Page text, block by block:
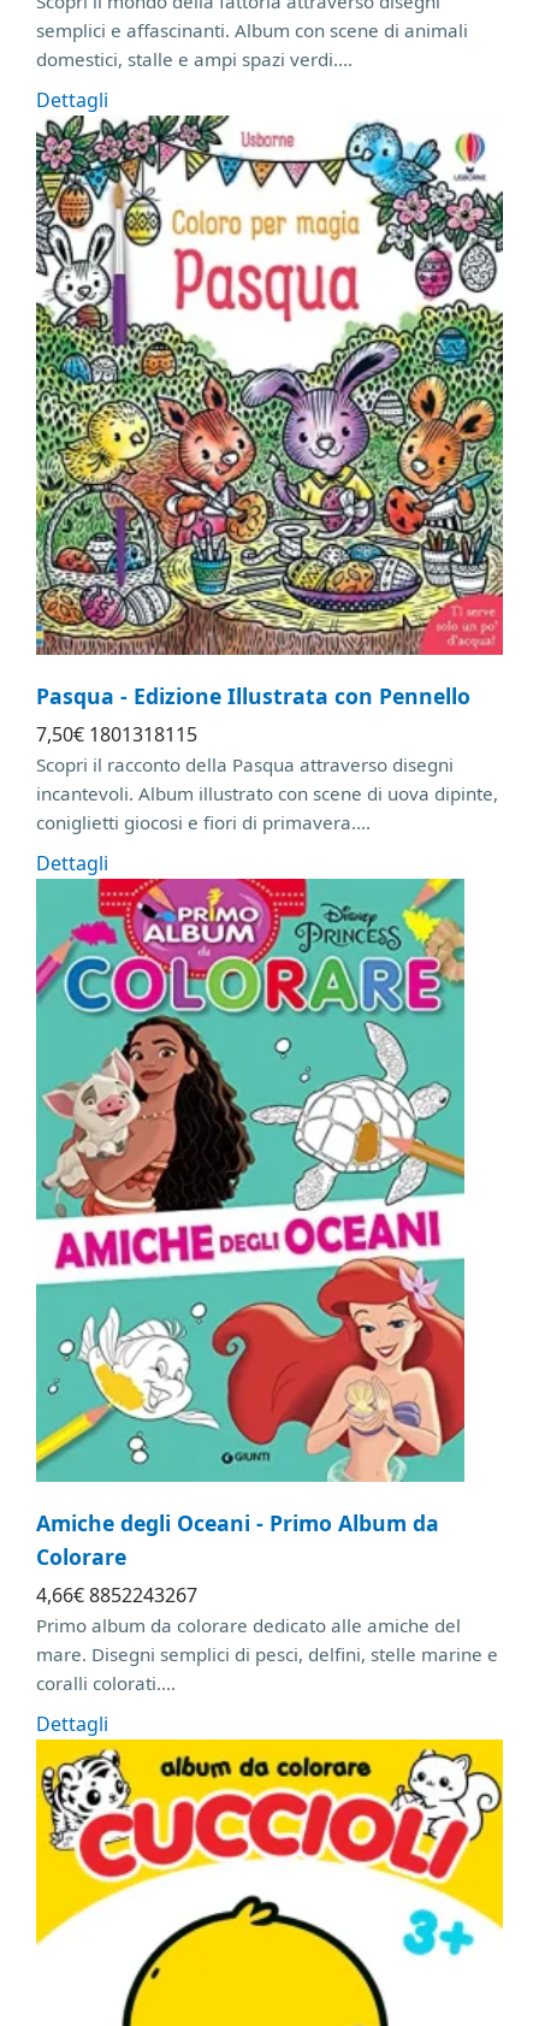
semplici e affascinanti. Album con scene di animali
domestici, stalle e ampi spazi verdi....
Dettagli
Pasqua - Edizione Illustrata con Pennello
7,50€ 1801318115
Scopri il racconto della Pasqua attraverso disegni
incantevoli. Album illustrato con scene di uova dipinte,
coniglietti giocosi e fiori di primavera....
Dettagli
Amiche degli Oceani - Primo Album da
Colorare
4,66€8852243267
Primo album da colorare dedicato alle amiche del
mare. Disegni semplici di pesci, delfini, stelle marine e
coralli colorati....
Dettagli